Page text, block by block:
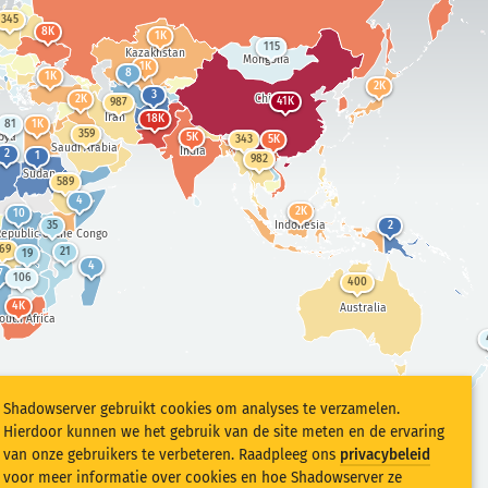
Indonesia
India
China
of the Congo
Africa
Kazakhstan Mongolia
Sudan
Iran
Saudi Arabia
Australia
3
400
106
10
41K
1K
589
2K
5K
2K 987
2K
1K
81
4
343
115
21
2
18K
345
359
1
4
2 982
8
1K
35
8K
1K
5K
4K
19
Shadowserver gebruikt cookies om analyses te verzamelen.
Hierdoor kunnen we het gebruik van de site meten en de ervaring
van onze gebruikers te verbeteren. Raadpleeg ons privacybeleid
voor meer informatie over cookies en hoe Shadowserver ze